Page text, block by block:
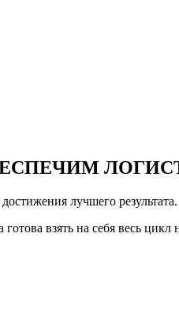
лучшего результата.
взять на себя весь цикл